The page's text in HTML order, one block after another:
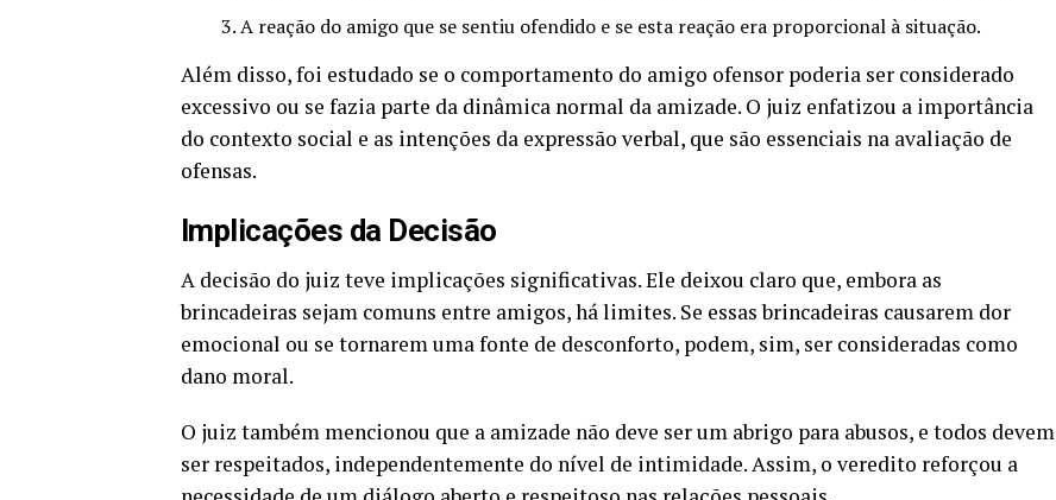
A reação do amigo que se sentiu ofendido e se esta reação era proporcional à situação.
Além disso, foi estudado se o comportamento do amigo ofensor poderia ser considerado
excessivo ou se fazia parte da dinâmica normal da amizade. O juiz enfatizou a importância
do contexto social e as intenções da expressão verbal, que são essenciais na avaliação de
ofensas.
Implicações da Decisão
A decisão do juiz teve implicações significativas. Ele deixou claro que, embora as
brincadeiras sejam comuns entre amigos, há limites. Se essas brincadeiras causarem dor
emocional ou se tornarem uma fonte de desconforto, podem, sim, ser consideradas como
dano moral.
O juiz também mencionou que a amizade não deve ser um abrigo para abusos, e todos devem
ser respeitados, independentemente do nível de intimidade. Assim, o veredito reforçou a